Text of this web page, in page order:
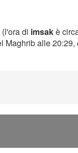
di imsakè
alle